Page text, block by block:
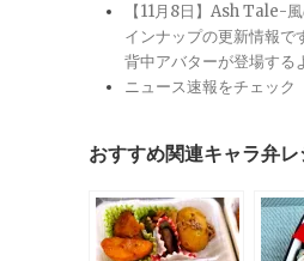
【11月8日】Ash Tale-
インナップの更新情報で
背中アバターが登場する
ニュース速報をチェック
おすすめ関連キャラ弁